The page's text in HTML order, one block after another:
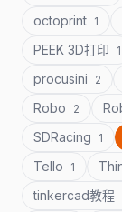
octoprint 1
PEEK 3D打印 1
procusini 2
Robo 2
SDRacing 1
Tello 1
tinkercad教程